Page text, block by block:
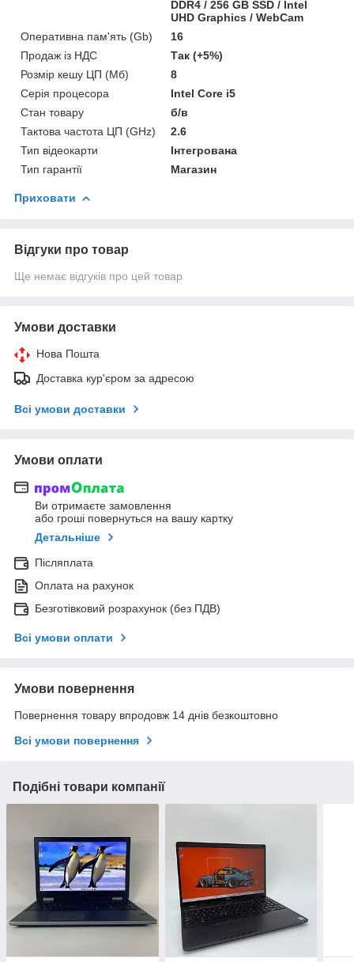
DDR4 / 256 GB SSD / Intel
UHD Graphics / WebCam
Оперативна пам'ять (Gb)
16
Продаж із НДС
Так (+5%)
Розмір кешу ЦП (Мб)
8
Серія процесора
Intel Core i5
Стан товару
б/в
Тактова частота ЦП (GHz)
2.6
Тип відеокарти
Інтегрована
Тип гарантії
Магазин
Приховати
Відгуки про товар
Ще немає відгуків про цей товар
Умови доставки
Нова Пошта
Доставка кур'єром за адресою
Всі умови доставки
Умови оплати
Ви отримаєте замовлення
або гроші повернуться на вашу картку
Детальніше
Післяплата
Оплата на рахунок
Безготівковий розрахунок (без ПДВ)
Всі умови оплати
Умови повернення
Повернення товару впродовж 14 днів безкоштовно
Всі умови повернення
Подібні товари компанії